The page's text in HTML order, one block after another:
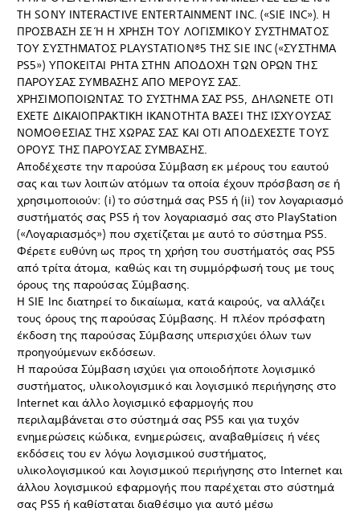
ΤΗ SONY INTERACTIVE ENTERTAINMENT INC. («SIE INC»). Η
ΠΡΟΣΒΑΣΗ ΣΕ Ή Η ΧΡΗΣΗ ΤΟΥ ΛΟΓΙΣΜΙΚΟΥ ΣΥΣΤΗΜΑΤΟΣ
ΤΟΥ ΣΥΣΤΗΜΑΤΟΣ PLAYSTATION®5 ΤΗΣ SIE INC («ΣΥΣΤΗΜΑ
PS5») ΥΠΟΚΕΙΤΑΙ ΡΗΤΑ ΣΤΗΝ ΑΠΟΔΟΧΗ ΤΩΝ ΟΡΩΝ ΤΗΣ
ΠΑΡΟΥΣΑΣ ΣΥΜΒΑΣΗΣ ΑΠΟ ΜΕΡΟΥΣ ΣΑΣ.
ΧΡΗΣΙΜΟΠΟΙΩΝΤΑΣ ΤΟ ΣΥΣΤΗΜΑ ΣΑΣ PS5, ΔΗΛΩΝΕΤΕ ΟΤΙ
ΕΧΕΤΕ ΔΙΚΑΙΟΠΡΑΚΤΙΚΗ ΙΚΑΝΟΤΗΤΑ ΒΑΣΕΙ ΤΗΣ ΙΣΧΥΟΥΣΑΣ
ΝΟΜΟΘΕΣΙΑΣ ΤΗΣ ΧΩΡΑΣ ΣΑΣ ΚΑΙ ΟΤΙ ΑΠΟΔΕΧΕΣΤΕ ΤΟΥΣ
ΟΡΟΥΣ ΤΗΣ ΠΑΡΟΥΣΑΣ ΣΥΜΒΑΣΗΣ.
Αποδέχεστε την παρούσα Σύμβαση εκ μέρους του εαυτού
σας και των λοιπών ατόμων τα οποία έχουν πρόσβαση σε ή
χρησιμοποιούν: (i) το σύστημά σας PS5 ή (ii) τον λογαριασμό
συστήματός σας PS5 ή τον λογαριασμό σας στο PlayStation
(«Λογαριασμός») που σχετίζεται με αυτό το σύστημα PS5.
Φέρετε ευθύνη ως προς τη χρήση του συστήματός σας PS5
από τρίτα άτομα, καθώς και τη συμμόρφωσή τους με τους
όρους της παρούσας Σύμβασης.
Η SIE Inc διατηρεί το δικαίωμα, κατά καιρούς, να αλλάζει
τους όρους της παρούσας Σύμβασης. Η πλέον πρόσφατη
έκδοση της παρούσας Σύμβασης υπερισχύει όλων των
προηγούμενων εκδόσεων.
Η παρούσα Σύμβαση ισχύει για οποιοδήποτε λογισμικό
συστήματος, υλικολογισμικό και λογισμικό περιήγησης στο
Internet και άλλο λογισμικό εφαρμογής που
περιλαμβάνεται στο σύστημά σας PS5 και για τυχόν
ενημερώσεις κώδικα, ενημερώσεις, αναβαθμίσεις ή νέες
εκδόσεις του εν λόγω λογισμικού συστήματος,
υλικολογισμικού και λογισμικού περιήγησης στο Internet και
άλλου λογισμικού εφαρμογής που παρέχεται στο σύστημά
σας PS5 ή καθίσταται διαθέσιμο για αυτό μέσω